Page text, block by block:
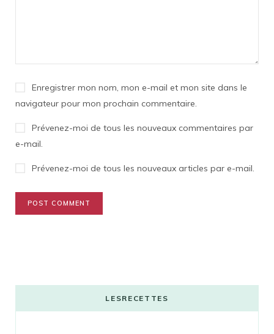
Enregistrer mon nom, mon e-mail et mon site dans le
navigateur pour mon prochain commentaire.
Prévenez-moi de tous les nouveaux commentaires par
e-mail.
Prévenez-moi de tous les nouveaux articles par e-mail.
LESRECETTES